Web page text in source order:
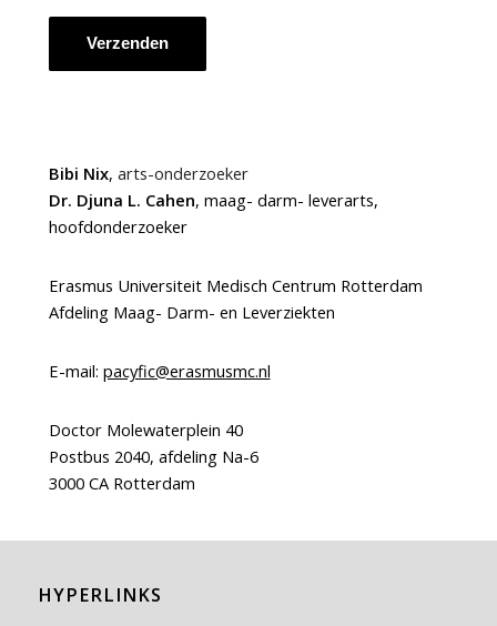
Bibi Nix, arts-onderzoeker
Dr. Djuna L. Cahen, maag- darm- leverarts,
hoofdonderzoeker
Erasmus Universiteit Medisch Centrum Rotterdam
Afdeling Maag- Darm- en Leverziekten
E-mail: pacyfic@erasmusmc.nl
Doctor Molewaterplein 40
Postbus 2040, afdeling Na-6
3000 CA Rotterdam
HYPERLINKS